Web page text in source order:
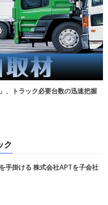
、トラック必要台数の迅速把握
ク
手掛ける 株式会社APTを子会社